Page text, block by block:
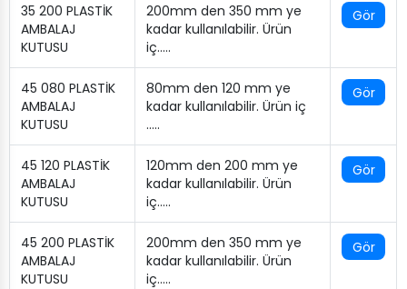
35 200 PLASTİK
AMBALAJ
KUTUSU
200mm den 350 mm ye
kadar kullanılabilir. Ürün
iç…..
Gör
45 080 PLASTİK
AMBALAJ
KUTUSU
80mm den 120 mm ye
kadar kullanılabilir. Ürün iç
…..
Gör
45 120 PLASTİK
AMBALAJ
KUTUSU
120mm den 200 mm ye
kadar kullanılabilir. Ürün
iç…..
Gör
45 200 PLASTİK
AMBALAJ
KUTUSU
200mm den 350 mm ye
kadar kullanılabilir. Ürün
iç…..
Gör